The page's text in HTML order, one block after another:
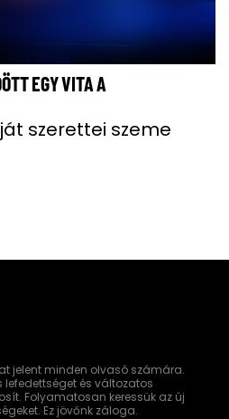
EGY VITA A
szerettei szeme
jelent minden olvasó számára.
lefedettséget és változatos
Folyamatosan keressük az új
Ez jövőnk záloga.